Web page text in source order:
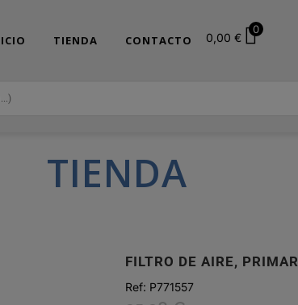
TIENDA CONTACTO 0,00 €
0
TIENDA
FILTRO DE AIRE,
Ref: P771557